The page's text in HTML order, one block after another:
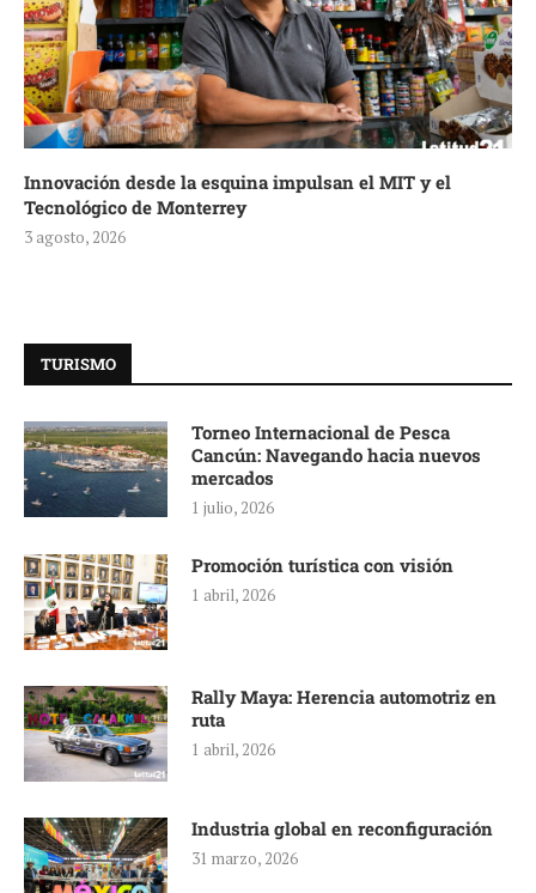
Innovación desde la esquina impulsan el MIT y el
Tecnológico de Monterrey
3 agosto, 2026
TURISMO
Torneo Internacional de Pesca
Cancún: Navegando hacia nuevos
mercados
1 julio, 2026
Promoción turística con visión
1 abril, 2026
Rally Maya: Herencia automotriz en
ruta
1 abril, 2026
Industria global en reconfiguración
31 marzo, 2026